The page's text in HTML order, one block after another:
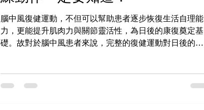
腦中風復健運動，不但可以幫助患者逐步恢復生活自理能
力，更能提升肌肉力與關節靈活性，為日後的康復奠定基
礎。故對於腦中風患者來說，完整的復健運動對日後的康